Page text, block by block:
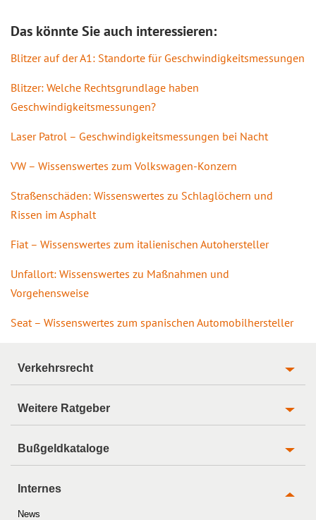
Das könnte Sie auch interessieren:
Blitzer auf der A1: Standorte für Geschwindigkeitsmessungen
Blitzer: Welche Rechtsgrundlage haben
Geschwindigkeitsmessungen?
Laser Patrol – Geschwindigkeitsmessungen bei Nacht
VW – Wissenswertes zum Volkswagen-Konzern
Straßenschäden: Wissenswertes zu Schlaglöchern und
Rissen im Asphalt
Fiat – Wissenswertes zum italienischen Autohersteller
Unfallort: Wissenswertes zu Maßnahmen und
Vorgehensweise
Seat – Wissenswertes zum spanischen Automobilhersteller
Verkehrsrecht
Weitere Ratgeber
Bußgeldkataloge
Internes
News